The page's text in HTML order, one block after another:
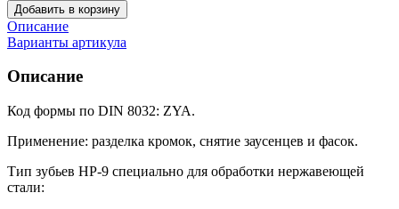
Добавить в корзину
Описание
Варианты артикула
Описание
Код формы по DIN 8032: ZYA.
Применение: разделка кромок, снятие заусенцев и фасок.
Тип зубьев HP-9 специально для обработки нержавеющей
стали: